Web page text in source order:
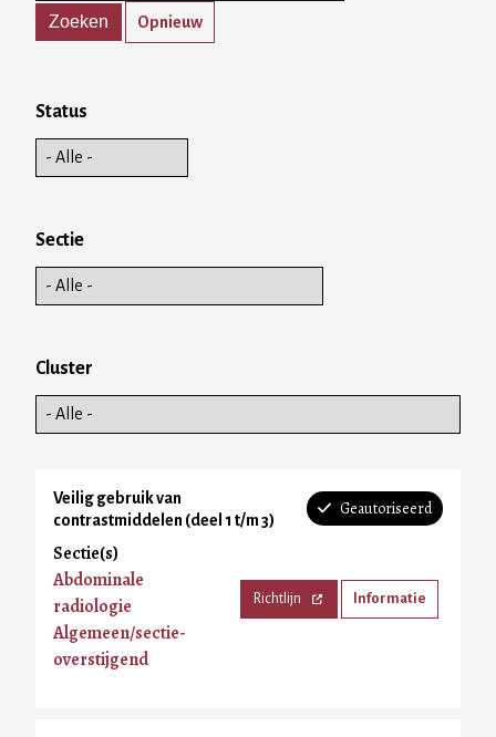
Opnieuw
Status
Sectie
Cluster
Veilig gebruik van
contrastmiddelen (deel 1 t/m 3)
Geautoriseerd
Sectie(s)
Abdominale
radiologie
Algemeen/sectie-
overstijgend
Richtlijn Informatie